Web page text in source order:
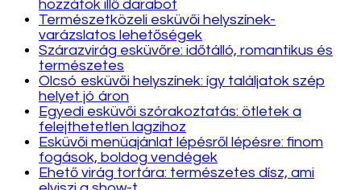
hozzátok illő darabot
Természetközeli esküvői helyszínek-
varázslatos lehetőségek
Szárazvirág esküvőre: időtálló, romantikus és
természetes
Olcsó esküvői helyszínek: így találjatok szép
helyet jó áron
Egyedi esküvői szórakoztatás: ötletek a
felejthetetlen lagzihoz
Esküvői menüajánlat lépésről lépésre: finom
fogások, boldog vendégek
Ehető virág tortára: természetes dísz, ami